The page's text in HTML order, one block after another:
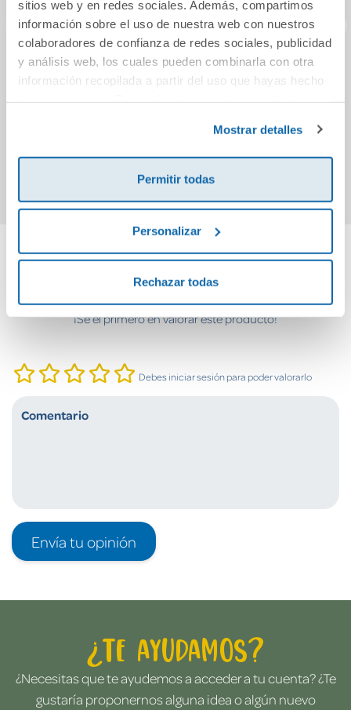
sitios web y en redes sociales. Además, compartimos
información sobre el uso de nuestra web con nuestros
colaboradores de confianza de redes sociales, publicidad
y análisis web, los cuales pueden combinarla con otra
información recopilada a partir del uso que hayas hecho
Mostrar detalles
Permitir todas
Personalizar
Rechazar todas
Historias de un
Belén
Comprar
Geografía e
Historia. 1
Secundaria.
Matices
60,86€ 54,77€
Comprar
Cuéntanos tu opinión
¡Sé el primero en valorar este producto!
Debes iniciar sesión para poder valorarlo
Envía tu opinión
¿Te ayudamos?
¿Necesitas que te ayudemos a acceder a tu cuenta? ¿Te
gustaría proponernos alguna idea o algún nuevo